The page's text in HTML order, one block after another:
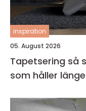
inspiration
05. August 2026
Tapetsering så skapar du vackra väggar
som håller länge